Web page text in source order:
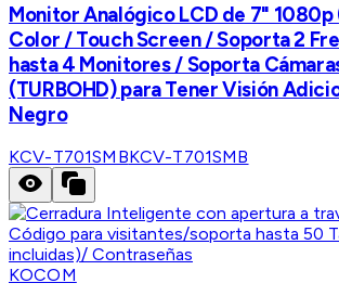
Monitor Analógico LCD de 7" 1080p
Color / Touch Screen / Soporta 2
hasta 4 Monitores / Soporta
(TURBOHD) para Tener Visión
Negro
KCV-T701SMBKCV-T701SMB
KOCOM